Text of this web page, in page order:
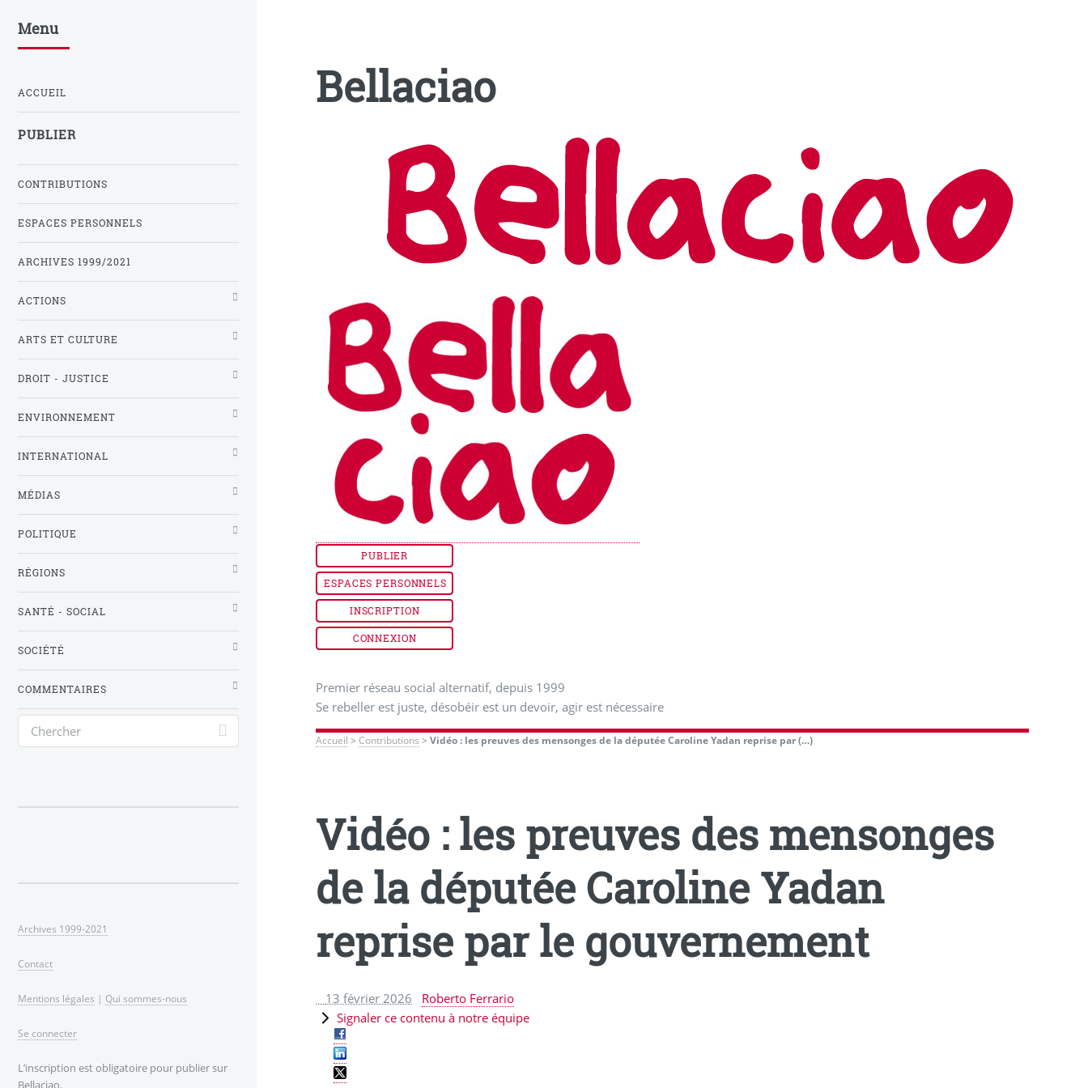
Bellaciao
PUBLIER
ESPACES PERSONNELS
INSCRIPTION
CONNEXION
Premier réseau social alternatif, depuis 1999
Se rebeller est juste, désobéir est un devoir, agir est nécessaire
Accueil >Contributions >Vidéo : les preuves des mensonges de la députée Caroline Yadan reprise par (…)
Vidéo : les preuves des mensonges
de la députée Caroline Yadan
reprise par le gouvernement
13 février 2026
Roberto Ferrario
Signaler ce contenu à notre équipe
Menu
ACCUEIL
PUBLIER
CONTRIBUTIONS
ESPACES PERSONNELS
ARCHIVES 1999/2021
ACTIONS
ARTS ET CULTURE
DROIT - JUSTICE
ENVIRONNEMENT
INTERNATIONAL
MÉDIAS
POLITIQUE
RÉGIONS
SANTÉ - SOCIAL
SOCIÉTÉ
COMMENTAIRES
Archives 1999-2021
Contact
Mentions légales | Qui sommes-nous
Se connecter
L’inscription est obligatoire pour publier sur